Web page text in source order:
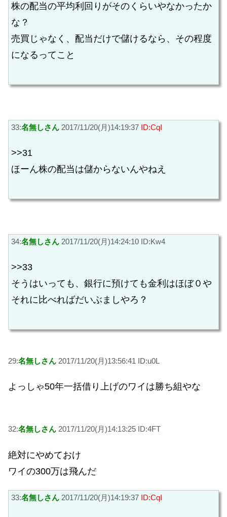
株の配当の平均利回りがそのくらいやなかったか
な？
売買じゃなく、配当だけで儲けるなら、その程度
になるってこと
33:名無しさん 2017/11/20(月)14:19:37 ID:CqI
>>31
ほーん株の配当は儲からないんやねえ
34:名無しさん 2017/11/20(月)14:24:10 ID:Kw4
>>33
そうはいっても、銀行に預けても金利はほぼ０や
それに比べればだいぶましやろ？
29:名無しさん 2017/11/20(月)13:56:41 ID:u0L
よっしゃ50年一括借り上げのワイは勝ち組やな
32:名無しさん 2017/11/20(月)14:13:25 ID:4FT
絶対にやめておけ
ワイの300万は飛んだ
33:名無しさん 2017/11/20(月)14:19:37 ID:CqI